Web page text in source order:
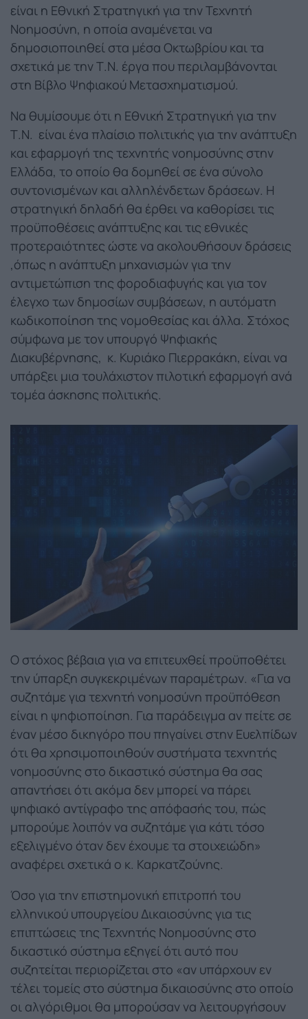
είναι η Εθνική Στρατηγική για την Τεχνητή
Νοημοσύνη, η οποία αναμένεται να
δημοσιοποιηθεί στα μέσα Οκτωβρίου και τα
σχετικά με την Τ.Ν. έργα που περιλαμβάνονται
στη Βίβλο Ψηφιακού Μετασχηματισμού.
Να θυμίσουμε ότι η Εθνική Στρατηγική για την
Τ.Ν. είναι ένα πλαίσιο πολιτικής για την ανάπτυξη
και εφαρμογή της τεχνητής νοημοσύνης στην
Ελλάδα, το οποίο θα δομηθεί σε ένα σύνολο
συντονισμένων και αλληλένδετων δράσεων. Η
στρατηγική δηλαδή θα έρθει να καθορίσει τις
προϋποθέσεις ανάπτυξης και τις εθνικές
προτεραιότητες ώστε να ακολουθήσουν δράσεις
,όπως η ανάπτυξη μηχανισμών για την
αντιμετώπιση της φοροδιαφυγής και για τον
έλεγχο των δημοσίων συμβάσεων, η αυτόματη
κωδικοποίηση της νομοθεσίας και άλλα. Στόχος
σύμφωνα με τον υπουργό Ψηφιακής
Διακυβέρνησης, κ. Κυριάκο Πιερρακάκη, είναι να
υπάρξει μια τουλάχιστον πιλοτική εφαρμογή ανά
τομέα άσκησης πολιτικής.
Ο στόχος βέβαια για να επιτευχθεί προϋποθέτει
την ύπαρξη συγκεκριμένων παραμέτρων. «Για να
συζητάμε για τεχνητή νοημοσύνη προϋπόθεση
είναι η ψηφιοποίηση. Για παράδειγμα αν πείτε σε
έναν μέσο δικηγόρο που πηγαίνει στην Ευελπίδων
ότι θα χρησιμοποιηθούν συστήματα τεχνητής
νοημοσύνης στο δικαστικό σύστημα θα σας
απαντήσει ότι ακόμα δεν μπορεί να πάρει
ψηφιακό αντίγραφο της απόφασής του, πώς
μπορούμε λοιπόν να συζητάμε για κάτι τόσο
εξελιγμένο όταν δεν έχουμε τα στοιχειώδη»
αναφέρει σχετικά ο κ. Καρκατζούνης.
Όσο για την επιστημονική επιτροπή του
ελληνικού υπουργείου Δικαιοσύνης για τις
επιπτώσεις της Τεχνητής Νοημοσύνης στο
δικαστικό σύστημα εξηγεί ότι αυτό που
συζητείται περιορίζεται στο «αν υπάρχουν εν
τέλει τομείς στο σύστημα δικαιοσύνης στο οποίο
οι αλγόριθμοι θα μπορούσαν να λειτουργήσουν